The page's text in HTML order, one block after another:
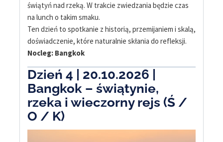
świątyń nad rzeką. W trakcie zwiedzania będzie czas
na lunch o takim smaku.
Ten dzień to spotkanie z historią, przemijaniem i skalą,
doświadczenie, które naturalnie skłania do refleksji.
Nocleg: Bangkok
Dzień 4 | 20.10.2026 |
Bangkok – świątynie,
rzeka i wieczorny rejs (Ś /
O / K)